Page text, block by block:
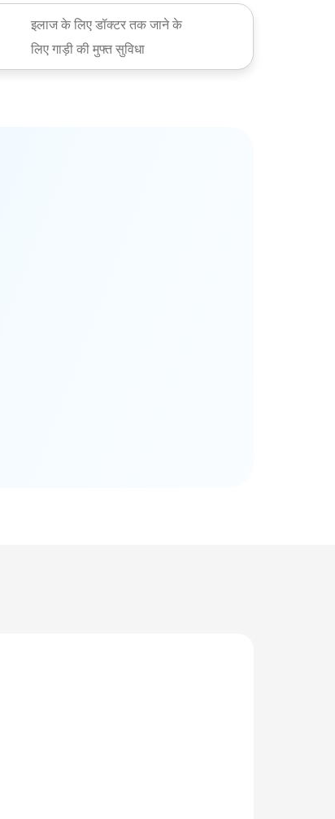
इलाज के लिए डॉक्टर तक जाने के
लिए गाड़ी की मुफ्त सुविधा